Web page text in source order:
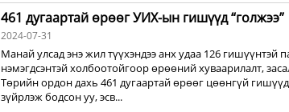
461 дугаартай өрөөг УИХ-ын гишүүд “голжээ”
2024-07-31
Манай улсад энэ жил түүхэндээ анх удаа 126 гишүүнтэй
нэмэгдсэнтэй холбоотойгоор өрөөний хуваарилалт,
Төрийн ордон дахь 461 дугаартай өрөөг цөөнгүй
зүйрлэж бодсон уу, эсв...